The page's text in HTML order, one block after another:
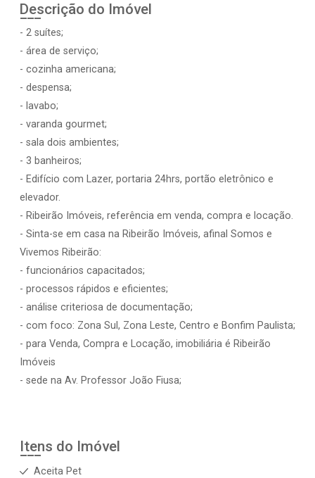
Descrição do Imóvel
- 2 suítes;
- área de serviço;
- cozinha americana;
- despensa;
- lavabo;
- varanda gourmet;
- sala dois ambientes;
- 3 banheiros;
- Edifício com Lazer, portaria 24hrs, portão eletrônico e
elevador.
- Ribeirão Imóveis, referência em venda, compra e locação.
- Sinta-se em casa na Ribeirão Imóveis, afinal Somos e
Vivemos Ribeirão:
- funcionários capacitados;
- processos rápidos e eficientes;
- análise criteriosa de documentação;
- com foco: Zona Sul, Zona Leste, Centro e Bonfim Paulista;
- para Venda, Compra e Locação, imobiliária é Ribeirão
Imóveis
- sede na Av. Professor João Fiusa;
Itens do Imóvel
Aceita Pet